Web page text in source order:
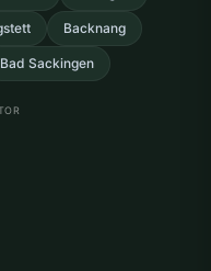
Backnang
Bad Sackingen